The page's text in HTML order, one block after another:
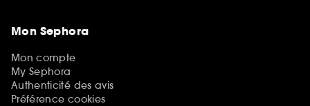
Mon Sephora
Mon compte
My Sephora
Authenticité des avis
Préférence cookies